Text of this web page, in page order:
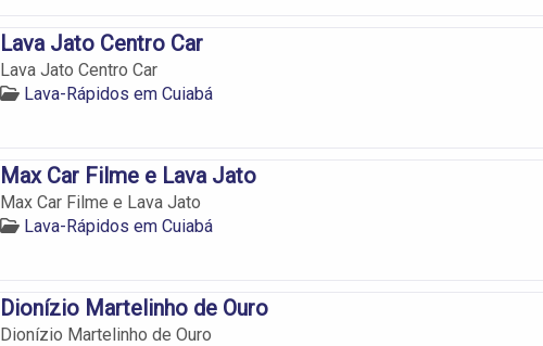
Lava Jato Centro Car
Lava Jato Centro Car
Lava-Rápidos em Cuiabá
Max Car Filme e Lava Jato
Max Car Filme e Lava Jato
Lava-Rápidos em Cuiabá
Dionízio Martelinho de Ouro
Dionízio Martelinho de Ouro